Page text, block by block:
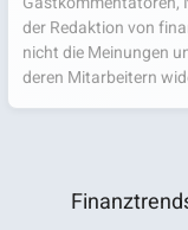
der Redaktion von
nicht die Meinungen
deren Mitarbeitern